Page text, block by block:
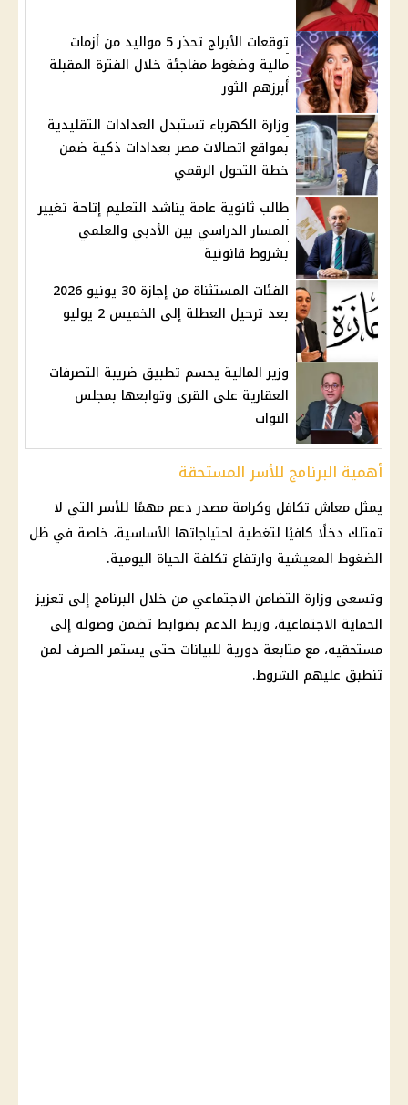
توقعات الأبراج تحذر 5 مواليد من أزمات
مالية وضغوط مفاجئة خلال الفترة المقبلة
أبرزهم الثور
وزارة الكهرباء تستبدل العدادات التقليدية
بمواقع اتصالات مصر بعدادات ذكية ضمن
خطة التحول الرقمي
طالب ثانوية عامة يناشد التعليم إتاحة تغيير
المسار الدراسي بين الأدبي والعلمي
بشروط قانونية
الفئات المستثناة من إجازة 30 يونيو 2026
بعد ترحيل العطلة إلى الخميس 2 يوليو
وزير المالية يحسم تطبيق ضريبة التصرفات
العقارية على القرى وتوابعها بمجلس
النواب
أهمية البرنامج للأسر المستحقة
يمثل معاش تكافل وكرامة مصدر دعم مهمًا للأسر التي لا
تمتلك دخلًا كافيًا لتغطية احتياجاتها الأساسية، خاصة في ظل
الضغوط المعيشية وارتفاع تكلفة الحياة اليومية.
وتسعى وزارة التضامن الاجتماعي من خلال البرنامج إلى تعزيز
الحماية الاجتماعية، وربط الدعم بضوابط تضمن وصوله إلى
مستحقيه، مع متابعة دورية للبيانات حتى يستمر الصرف لمن
تنطبق عليهم الشروط.